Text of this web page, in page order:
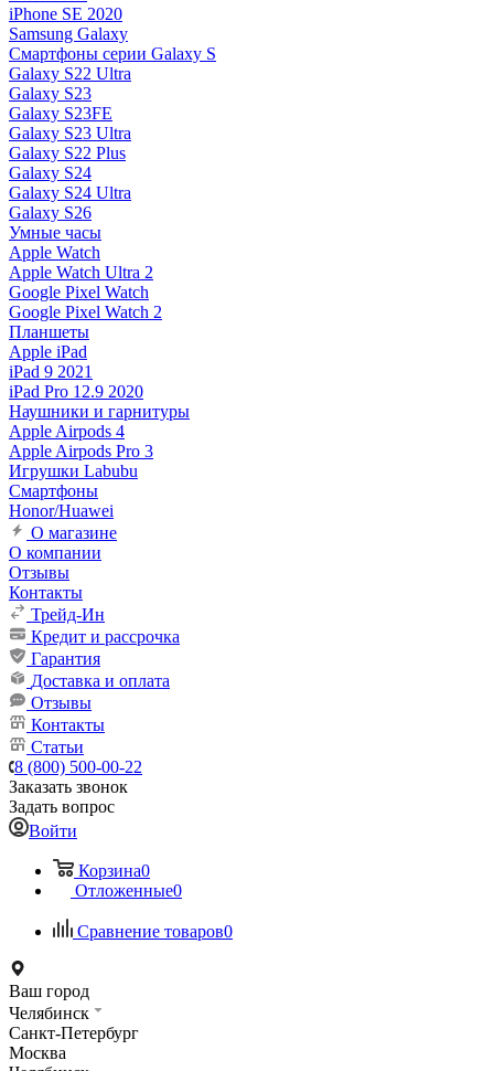
iPhone SE 2020
Samsung Galaxy
Смартфоны серии Galaxy S
Galaxy S22 Ultra
Galaxy S23
Galaxy S23FE
Galaxy S23 Ultra
Galaxy S22 Plus
Galaxy S24
Galaxy S24 Ultra
Galaxy S26
Умные часы
Apple Watch
Apple Watch Ultra 2
Google Pixel Watch
Google Pixel Watch 2
Планшеты
Apple iPad
iPad 9 2021
iPad Pro 12.9 2020
Наушники и гарнитуры
Apple Airpods 4
Apple Airpods Pro 3
Игрушки Labubu
Смартфоны
Honor/Huawei
О магазине
О компании
Отзывы
Контакты
Трейд-Ин
Кредит и рассрочка
Гарантия
Доставка и оплата
Отзывы
Контакты
Статьи
8 (800) 500-00-22
Заказать звонок
Задать вопрос
Войти
Корзина0
Отложенные0
Сравнение товаров0
Ваш город
Челябинск
Санкт-Петербург
Москва